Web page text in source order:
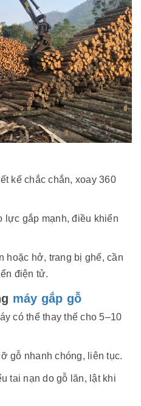
kế chắc chắn, xoay 360
lực gắp mạnh, điều khiển
hoặc hở, trang bị ghế, cần
điện tử.
máy gắp gỗ
có thể thay thế cho 5–10
gỗ nhanh chóng, liên tục.
tai nạn do gỗ lăn, lật khi